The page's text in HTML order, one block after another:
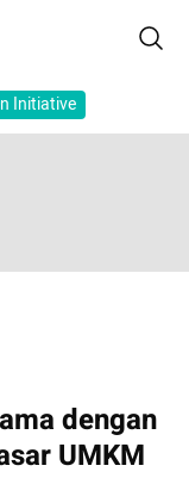
Initiative
dengan
UMKM